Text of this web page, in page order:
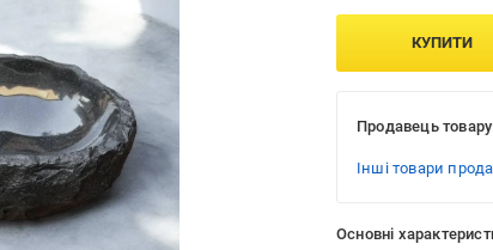
КУПИТИ
Продавець
Інші товари
Основні